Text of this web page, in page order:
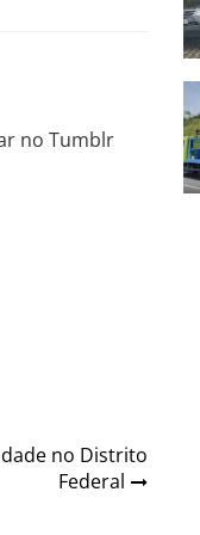
no Tumblr
no Distrito
Federal